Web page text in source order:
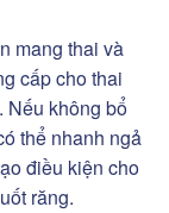
mang thai và
cấp cho thai
Nếu không bổ
thể nhanh ngả
điều kiện cho
răng.